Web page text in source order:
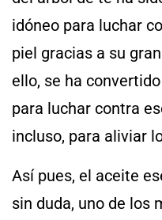
idóneo para luchar
piel gracias a su
ello, se ha
para luchar contra
incluso, para aliviar
Así pues, el aceite
sin duda, uno de los